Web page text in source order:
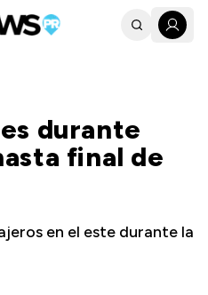
durante
final de
en el este durante la